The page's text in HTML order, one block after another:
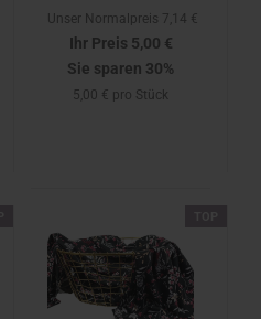
Unser Normalpreis 7,14 €
Ihr Preis 5,00 €
Sie sparen 30%
5,00 € pro Stück